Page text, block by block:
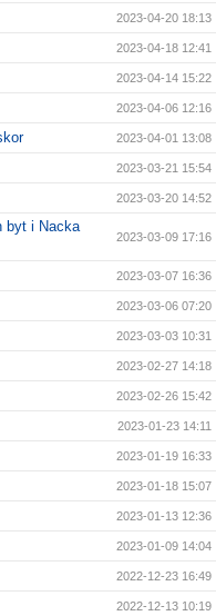
2023-04-20 18:13
2023-04-18 12:41
2023-04-14 15:22
2023-04-06 12:16
2023-04-01 13:08
2023-03-21 15:54
2023-03-20 14:52
byt i Nacka
2023-03-09 17:16
2023-03-07 16:36
2023-03-06 07:20
2023-03-03 10:31
2023-02-27 14:18
2023-02-26 15:42
2023-01-23 14:11
2023-01-19 16:33
2023-01-18 15:07
2023-01-13 12:36
2023-01-09 14:04
2022-12-23 16:49
2022-12-13 10:19